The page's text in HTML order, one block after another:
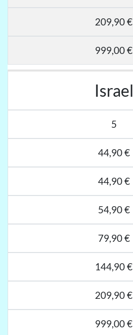
209,90 €
999,00 €
Israel
5
44,90 €
44,90 €
54,90 €
79,90 €
144,90 €
209,90 €
999,00 €